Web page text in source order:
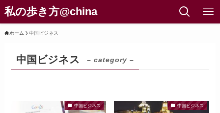
私の歩き方@china
ホーム 中国ビジネス
中国ビジネス – category –
中国ビジネス 中国ビジネス